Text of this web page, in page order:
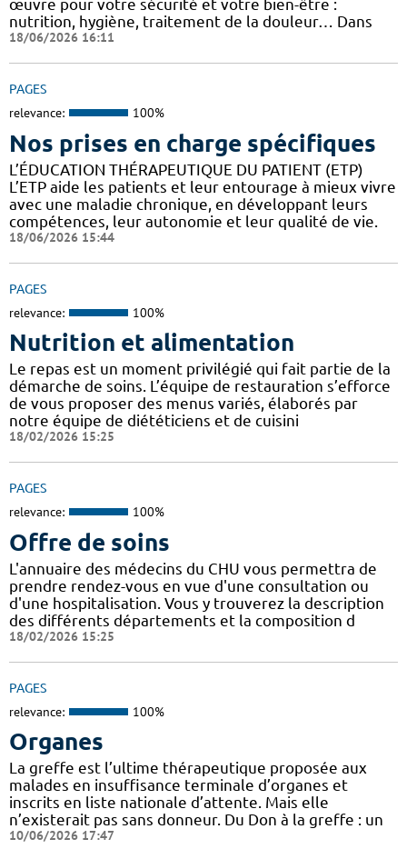
œuvre pour votre sécurité et votre bien-être :
nutrition, hygiène, traitement de la douleur… Dans
18/06/2026 16:11
PAGES
relevance: 100%
Nos prises en charge spécifiques
L’ÉDUCATION THÉRAPEUTIQUE DU PATIENT (ETP)
L’ETP aide les patients et leur entourage à mieux vivre
avec une maladie chronique, en développant leurs
compétences, leur autonomie et leur qualité de vie.
18/06/2026 15:44
PAGES
relevance: 100%
Nutrition et alimentation
Le repas est un moment privilégié qui fait partie de la
démarche de soins. L’équipe de restauration s’efforce
de vous proposer des menus variés, élaborés par
notre équipe de diététiciens et de cuisini
18/02/2026 15:25
PAGES
relevance: 100%
Offre de soins
L'annuaire des médecins du CHU vous permettra de
prendre rendez-vous en vue d'une consultation ou
d'une hospitalisation. Vous y trouverez la description
des différents départements et la composition d
18/02/2026 15:25
PAGES
relevance: 100%
Organes
La greffe est l’ultime thérapeutique proposée aux
malades en insuffisance terminale d’organes et
inscrits en liste nationale d’attente. Mais elle
n’existerait pas sans donneur. Du Don à la greffe : un
10/06/2026 17:47